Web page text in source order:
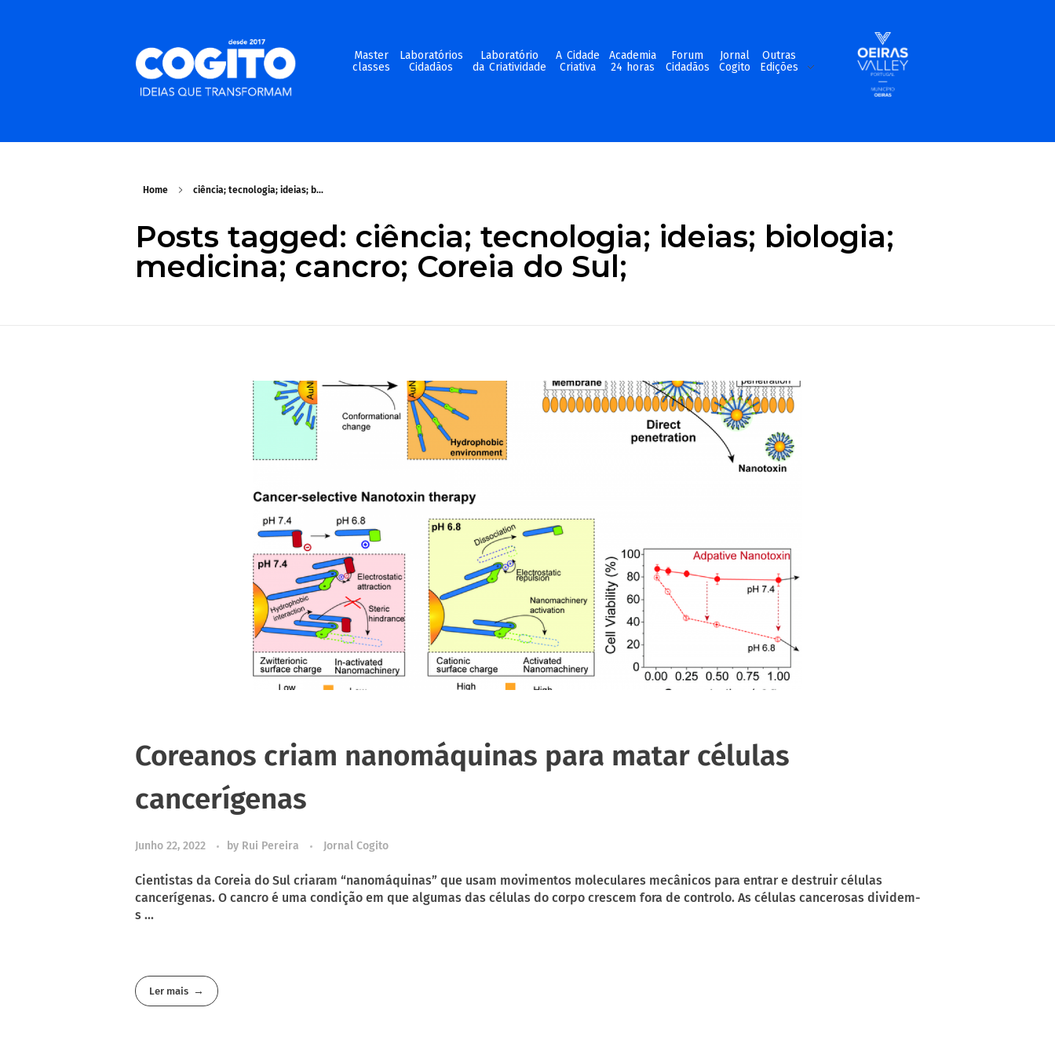
Master
classes
Laboratórios
Cidadãos
Laboratório
da Criatividade
A Cidade
Criativa
Academia
24 horas
Forum
Cidadãos
Jornal
Cogito
Outras
Edições
Home ciência; tecnologia; ideias; b...
Posts tagged: ciência; tecnologia; ideias; biologia;
medicina; cancro; Coreia do Sul;
Coreanos criam nanomáquinas para matar células
cancerígenas
Junho 22, 2022 by Rui Pereira Jornal Cogito
Cientistas da Coreia do Sul criaram “nanomáquinas” que usam movimentos moleculares mecânicos para entrar e destruir células
cancerígenas. O cancro é uma condição em que algumas das células do corpo crescem fora de controlo. As células cancerosas dividem-
s ...
Ler mais